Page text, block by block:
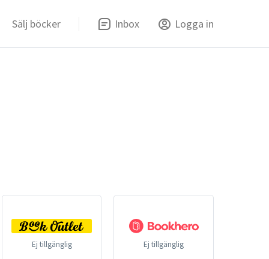
Sälj böcker Inbox Logga in
Ej tillgänglig Ej tillgänglig